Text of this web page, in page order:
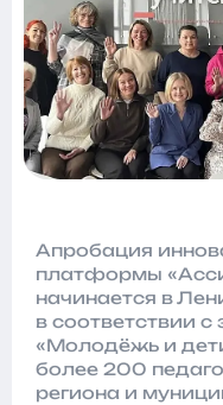
Апробация
платформы
начинается в
в соответствии
«Молодёжь и
более 200
региона и